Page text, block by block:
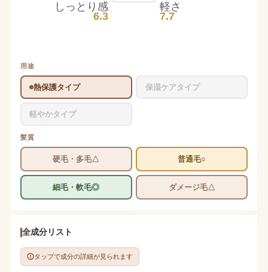
軽さ
7.7
しっとり感
6.3
用途
熱保護タイプ 保湿ケアタイプ
軽やかタイプ
髪質
硬毛・多毛△ 普通毛○
細毛・軟毛◎ ダメージ毛△
全成分リスト
タップで成分の詳細が見られます